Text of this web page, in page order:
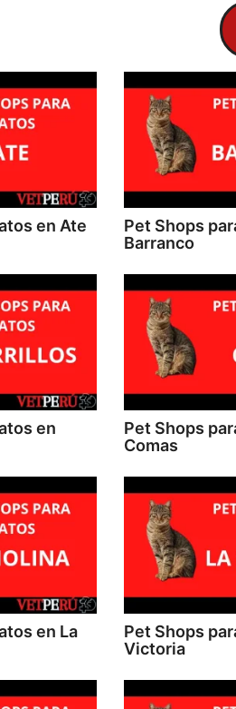
en Ate
Pet Shops
Barranco
en
Pet Shops
Comas
en La
Pet Shops
Victoria